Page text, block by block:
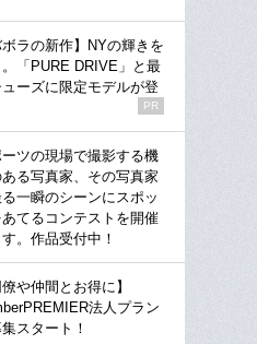
ボラの新作】NYの輝きを
「PURE DRIVE」と最
ューズに限定モデルが登
PR
ーツの現場で撮影する機
る写真家、その写真家
一瞬のシーンにスポッ
あてるコンテストを開催
。作品受付中！
僚や仲間とお得に】
法人プラン
スタート！